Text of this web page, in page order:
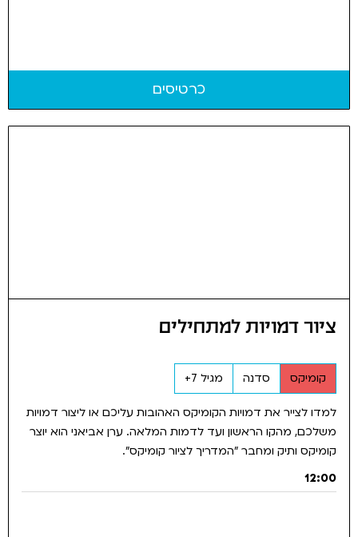
כרטיסים
ציור דמויות למתחילים
קומיקס סדנה מגיל 7+
למדו לצייר את דמויות הקומיקס האהובות עליכם או ליצור דמויות
משלכם, מהקו הראשון ועד לדמות המלאה. ערן אביאני הוא יוצר
קומיקס ותיק ומחבר "המדריך לציור קומיקס".
12:00